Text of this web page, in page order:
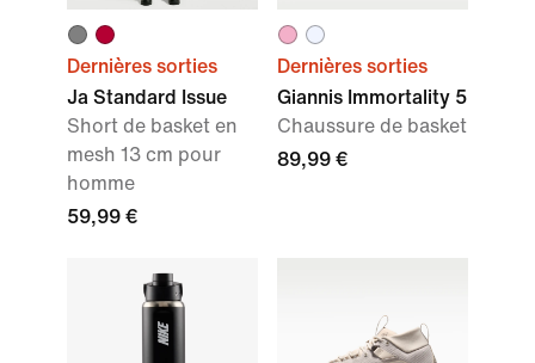
Dernières sorties
Ja Standard Issue
Short de basket en
mesh 13 cm pour
homme
59,99 €
Dernières sorties
Giannis Immortality 5
Chaussure de basket
89,99 €